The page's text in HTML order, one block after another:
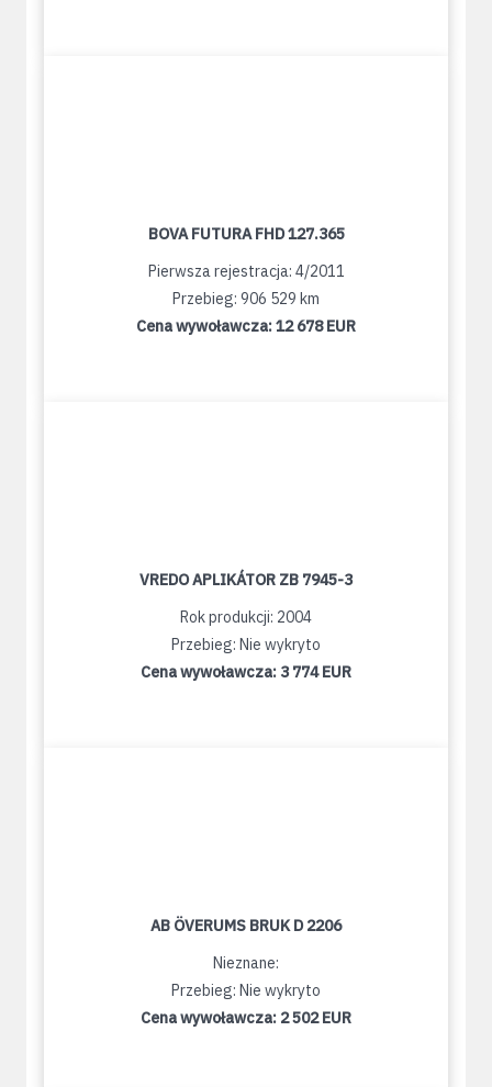
BOVA FUTURA FHD 127.365
Pierwsza rejestracja: 4/2011
Przebieg: 906 529 km
Cena wywoławcza:12 678 EUR
VREDO APLIKÁTOR ZB 7945-3
Rok produkcji: 2004
Przebieg: Nie wykryto
Cena wywoławcza: 3 774 EUR
AB ÖVERUMS BRUK D 2206
Nieznane:
Przebieg: Nie wykryto
Cena wywoławcza: 2 502 EUR